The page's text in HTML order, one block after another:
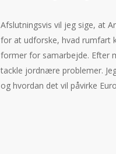
Afslutningsvis vil jeg sige, at
for at udforske, hvad rumfart
former for samarbejde. Efter
tackle jordnære problemer.
og hvordan det vil påvirke